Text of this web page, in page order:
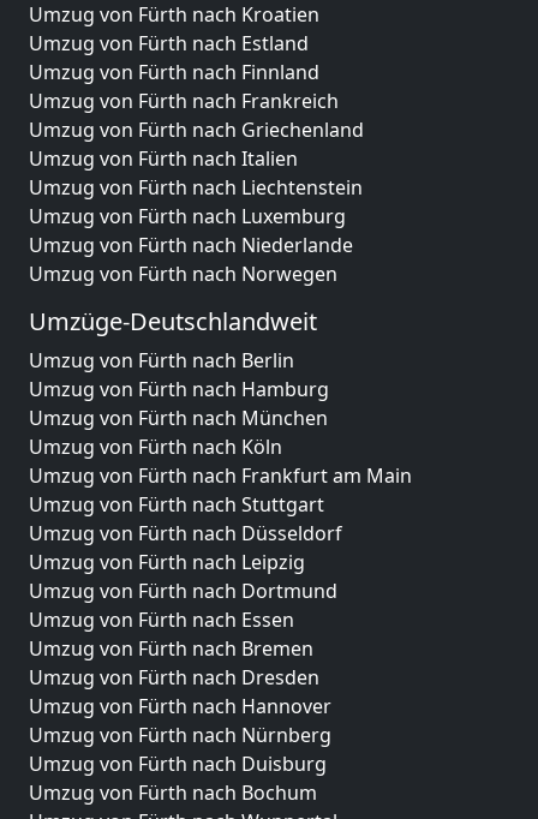
Umzug von Fürth nach Kroatien
Umzug von Fürth nach Estland
Umzug von Fürth nach Finnland
Umzug von Fürth nach Frankreich
Umzug von Fürth nach Griechenland
Umzug von Fürth nach Italien
Umzug von Fürth nach Liechtenstein
Umzug von Fürth nach Luxemburg
Umzug von Fürth nach Niederlande
Umzug von Fürth nach Norwegen
Umzüge-Deutschlandweit
Umzug von Fürth nach Berlin
Umzug von Fürth nach Hamburg
Umzug von Fürth nach München
Umzug von Fürth nach Köln
Umzug von Fürth nach Frankfurt am Main
Umzug von Fürth nach Stuttgart
Umzug von Fürth nach Düsseldorf
Umzug von Fürth nach Leipzig
Umzug von Fürth nach Dortmund
Umzug von Fürth nach Essen
Umzug von Fürth nach Bremen
Umzug von Fürth nach Dresden
Umzug von Fürth nach Hannover
Umzug von Fürth nach Nürnberg
Umzug von Fürth nach Duisburg
Umzug von Fürth nach Bochum